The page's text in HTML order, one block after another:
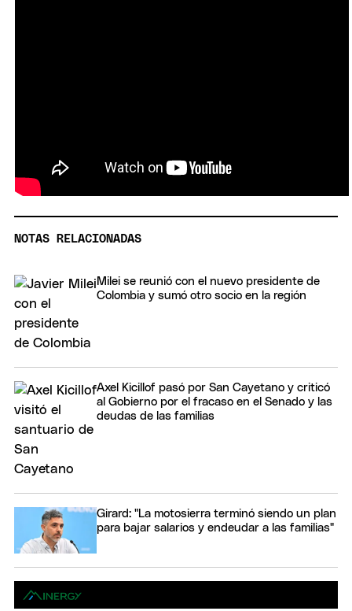
NOTAS RELACIONADAS
Milei se reunió con el nuevo presidente de
Colombia y sumó otro socio en la región
Axel Kicillof pasó por San Cayetano y criticó
al Gobierno por el fracaso en el Senado y las
deudas de las familias
Girard: "La motosierra terminó siendo un plan
para bajar salarios y endeudar a las familias"